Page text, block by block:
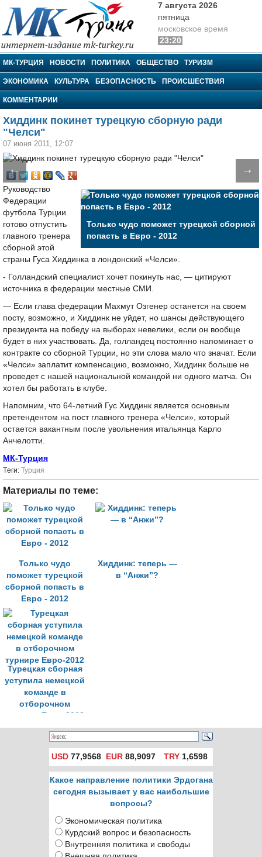
МК-Турция
7 августа 2026
пятница
московское время
23:20
МК-ТУРЦИЯ НОВОСТИ ПОЛИТИКА ОБЩЕСТВО ТУРИЗМ
ЭКОНОМИКА КУЛЬТУРА БЕЗОПАСНОСТЬ ПРОИСШЕСТВИЯ
КОММЕНТАРИИ
Хиддинк покинет турецкую сборную ради
"Челси"
07 июня 2011, 12:07
← →
Только чудо поможет турецкой сборной
попасть в Евро - 2012
Руководство
Федерации
футбола Турции
готово отпустить
главного тренера
сборной этой
страны Гуса Хиддинка в лондонский «Челси».
- Голландский специалист хочет покинуть нас, — цитируют
источника в федерации местные СМИ.
— Если глава федерации Махмут Озгенер останется на своем
посту, возможно, и Хиддинк не уйдет, но шансы действующего
президента на победу на выборах невелики, если он вообще
будет в них участвовать. Да, голландец постоянно напоминает о
контракте со сборной Турции, но эти слова мало что значат. Если
«Челси» заплатит компенсацию, возможно, Хиддинк больше не
проведет с нашей национальной командой ни одного матча. Он
хотел бы работать в клубе.
Напомним, что 64-летний Гус Хиддинк является основным
претендентом на пост главного тренера «Челси», который
остается вакантным после увольнения итальянца Карло
Анчелотти.
МК-Турция
Tеги: Турция
Материалы по теме:
Только чудо
поможет турецкой
сборной попасть в
Евро - 2012
Хиддинк: теперь —
в “Анжи”?
Турецкая сборная
уступила немецкой
команде в
отборочном
турнире Евро-2012
USD 77,9568 EUR 88,9097 TRY1,6598
Какое направление политики Эрдогана
сегодня вызывает у вас наибольшие
вопросы?
Экономическая политика
Курдский вопрос и безопасность
Внутренняя политика и свободы